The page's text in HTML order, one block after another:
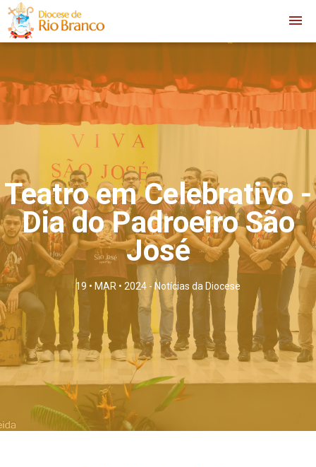
Teatro em Celebrativo -
Dia do Padroeiro São
José
19 • MAR • 2024 -Notícias da Diocese